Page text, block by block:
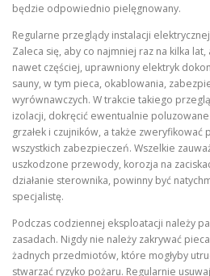
będzie odpowiednio pielęgnowany.
Regularne przeglądy instalacji
Zaleca się, aby co najmniej raz na kilka
nawet częściej, uprawniony elektryk
sauny, w tym pieca, okablowania,
wyrównawczych. W trakcie takiego
izolacji, dokręcić ewentualnie poluzowane
grzałek i czujników, a także zweryfikować
wszystkich zabezpieczeń. Wszelkie
uszkodzone przewody, korozja na
działanie sterownika, powinny być
specjalistę.
Podczas codziennej eksploatacji należy
zasadach. Nigdy nie należy zakrywać
żadnych przedmiotów, które mogłyby
stwarzać ryzyko pożaru. Regularnie